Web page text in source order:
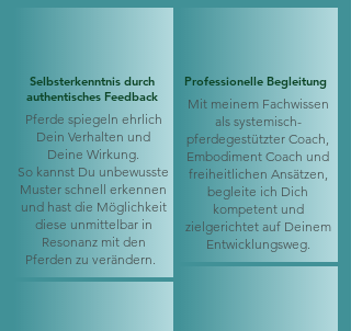
Selbsterkenntnis durch
authentisches Feedback
Pferde spiegeln ehrlich
Dein Verhalten und
Deine Wirkung.
So kannst Du unbewusste
Muster schnell erkennen
und hast die Möglichkeit
diese unmittelbar in
Resonanz mit den
Pferden zu verändern.
Professionelle Begleitung
Mit meinem Fachwissen
als systemisch-
pferdegestützter Coach,
Embodiment Coach und
freiheitlichen Ansätzen,
begleite ich Dich
kompetent und
zielgerichtet auf Deinem
Entwicklungsweg.